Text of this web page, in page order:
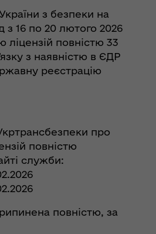
з безпеки на
з 16 по 20 лютого 2026
ліцензій повністю 33
з наявністю в ЄДР
реєстрацію
про
повністю
служби:
повністю, за